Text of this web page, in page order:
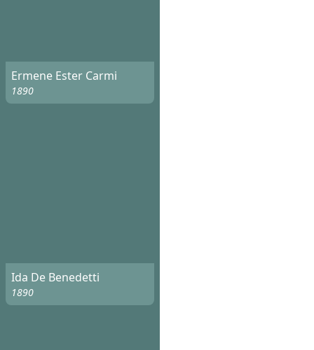
Ermene Ester Carmi
1890
Ida De Benedetti
1890